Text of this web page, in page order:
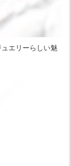
エリーらしい魅